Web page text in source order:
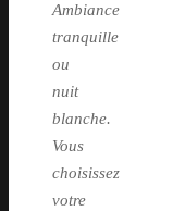
Ambiance
tranquille
ou
nuit
blanche.
Vous
choisissez
votre